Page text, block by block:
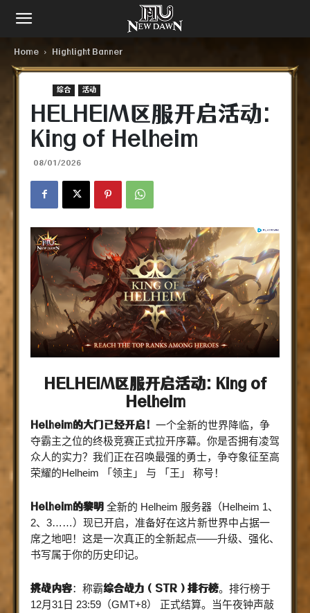
Home Highlight Banner
综合​ 活动
HELHEIM区服开启活动:
King of Helheim
08/01/2026
HELHEIM区服开启活动: King of
Helheim
Helheim的大门已经开启！ 一个全新的世界降临，争
夺霸主之位的终极竞赛正式拉开序幕。你是否拥有凌驾
众人的实力？我们正在召唤最强的勇士，争夺象征至高
荣耀的Helheim 「领主」 与 「王」 称号！
Helheim的黎明 全新的 Helheim 服务器（Helheim 1、
2、3……）现已开启，准备好在这片新世界中占据一
席之地吧！这是一次真正的全新起点——升级、强化、
书写属于你的历史印记。
挑战内容：称霸综合战力（STR）排行榜。排行榜于
12月31日 23:59（GMT+8） 正式结算。当午夜钟声敲